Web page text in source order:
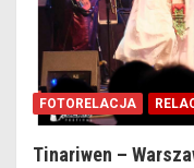
FOTORELACJA
Tinariwen –